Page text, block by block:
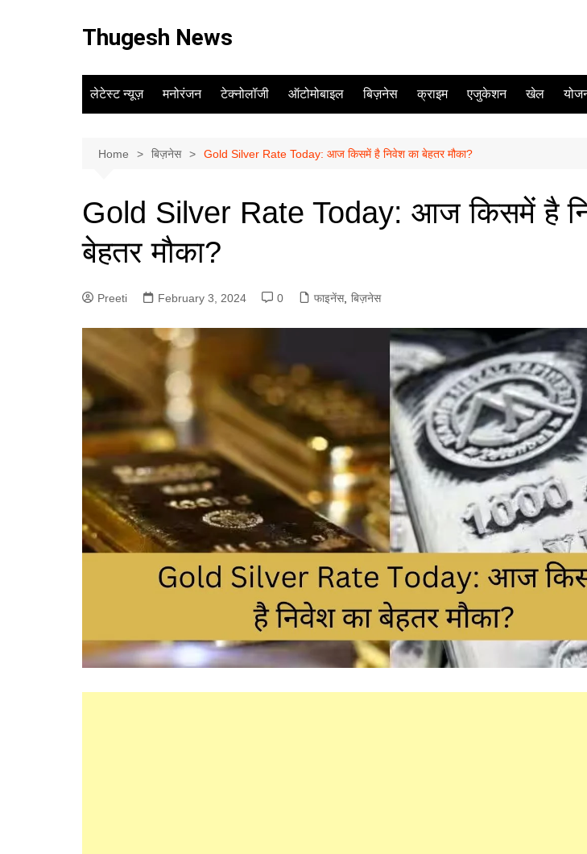
Thugesh News
लेटेस्ट न्यूज़ मनोरंजन टेक्नोलॉजी ऑटोमोबाइल बिज़नेस क्राइम एजुकेशन खेल
Home बिज़नेस Gold Silver Rate Today: आज किसमें है निवेश का बेहतर मौका?
Gold Silver Rate Today: आज किसमें है
बेहतर मौका?
Preeti February 3, 2024 0 फाइनेंस, बिज़नेस